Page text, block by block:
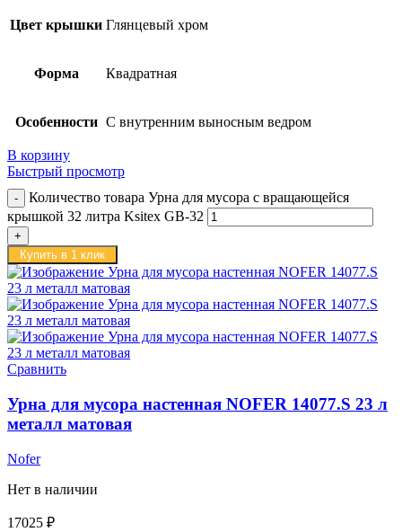
Цвет крышки Глянцевый хром
Форма Квадратная
Особенности С внутренним выносным ведром
В корзину
Быстрый просмотр
Количество товара Урна для мусора с вращающейся
крышкой 32 литра Ksitex GB-32
Купить в 1 клик
Сравнить
Урна для мусора настенная NOFER 14077.S 23 л
металл матовая
Nofer
Нет в наличии
17025 ₽